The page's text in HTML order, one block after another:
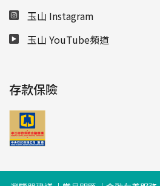
玉山 Instagram
玉山 YouTube頻道
存款保險